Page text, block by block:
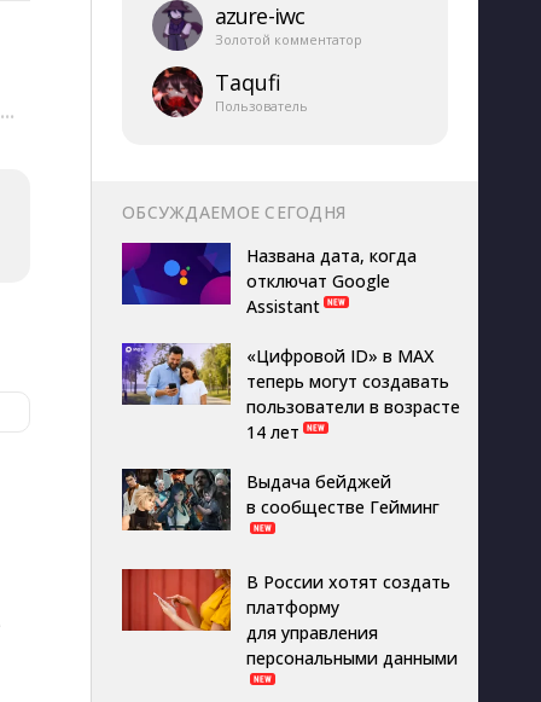
···
azure-​iwc
Золотой комментатор
Taqufi
Пользователь
ОБСУЖДАЕМОЕ СЕГОДНЯ
Названа дата, когда
отключат Google
Assistant
«Цифровой ID» в MAX
теперь могут создавать
пользователи в возрасте
14 лет
Выдача бейджей
в сообществе Гейминг
В России хотят создать
платформу
для управления
персональными данными